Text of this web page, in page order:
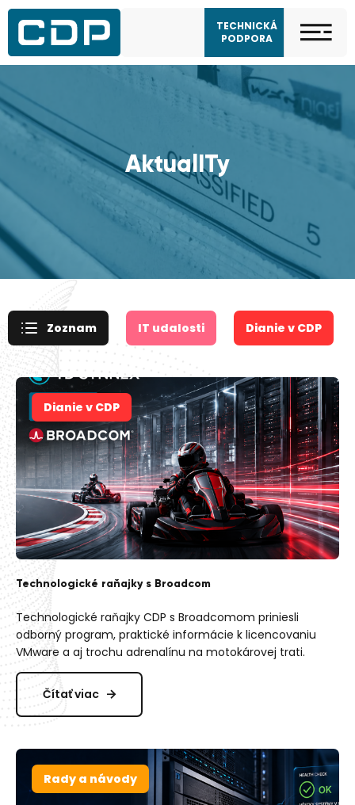
TECHNICKÁ
PODPORA
AktualITy
Zoznam IT udalosti Dianie v CDP
Dianie v CDP
Technologické raňajky s Broadcom
Technologické raňajky CDP s Broadcomom priniesli
odborný program, praktické informácie k licencovaniu
VMware a aj trochu adrenalínu na motokárovej trati.
Čítať viac
Rady a návody